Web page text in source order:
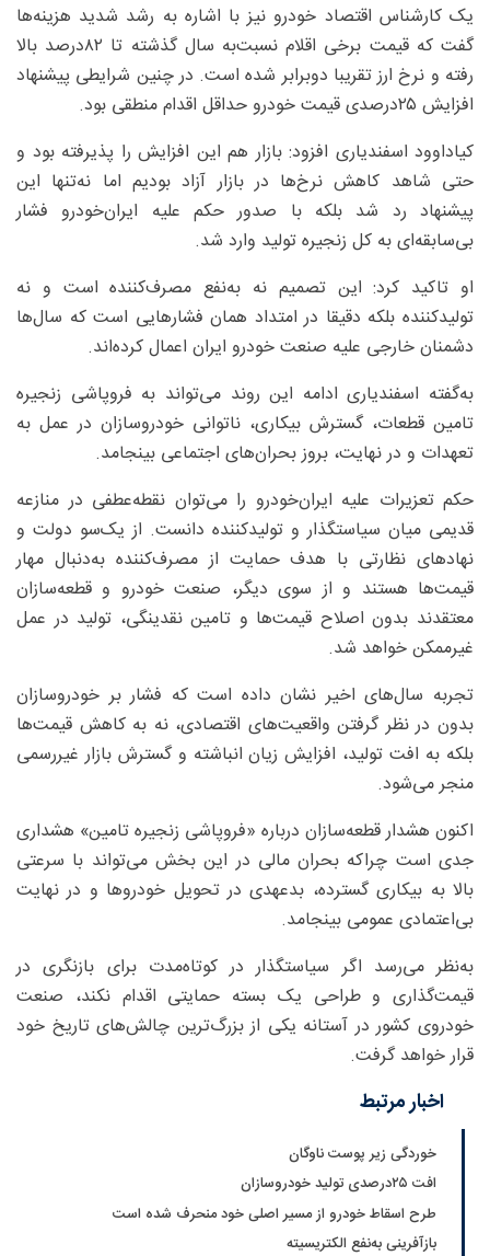
یک کارشناس اقتصاد خودرو نیز با اشاره به رشد شدید هزینه‌ها
گفت که قیمت برخی اقلام نسبت‌به سال گذشته تا ۸۲‌درصد بالا
رفته و نرخ ارز تقریبا دوبرابر شده است. در چنین شرایطی پیشنهاد
افزایش ۲۵‌درصدی قیمت خودرو حداقل اقدام منطقی بود.
کیاداوود اسفندیاری افزود: بازار هم این افزایش را پذیرفته بود و
حتی شاهد کاهش نرخ‌ها در بازار آزاد بودیم اما نه‌تنها این
پیشنهاد رد شد بلکه با صدور حکم علیه ایران‌خودرو فشار
بی‌سابقه‌ای به کل زنجیره تولید وارد شد.
او تاکید کرد: این تصمیم نه به‌نفع مصرف‌کننده است و نه
تولیدکننده بلکه دقیقا در امتداد همان فشارهایی است که سال‌ها
دشمنان خارجی علیه صنعت خودرو ایران اعمال کرده‌اند.
به‌گفته اسفندیاری ادامه این روند می‌تواند به فروپاشی زنجیره
تامین قطعات، گسترش بیکاری، ناتوانی خودروسازان در عمل به
تعهدات و در نهایت، بروز بحران‌های اجتماعی بینجامد.
حکم تعزیرات علیه ایران‌خودرو را می‌توان نقطه‌عطفی در منازعه
قدیمی میان سیاستگذار و تولیدکننده دانست. از یک‌سو دولت و
نهادهای نظارتی با هدف حمایت از مصرف‌کننده به‌دنبال مهار
قیمت‌ها هستند و از سوی دیگر، صنعت خودرو و قطعه‌سازان
معتقدند بدون اصلاح قیمت‌ها و تامین نقدینگی، تولید در عمل
غیرممکن خواهد شد.
تجربه سال‌های اخیر نشان داده است که فشار بر خودروسازان
بدون در نظر گرفتن واقعیت‌های اقتصادی، نه به کاهش قیمت‌ها
بلکه به افت تولید، افزایش زیان انباشته و گسترش بازار غیررسمی
منجر می‌شود.
اکنون هشدار قطعه‌سازان درباره «فروپاشی زنجیره تامین» هشداری
جدی است چراکه بحران مالی در این بخش می‌تواند با سرعتی
بالا به بیکاری گسترده، بدعهدی در تحویل خودروها و در نهایت
بی‌اعتمادی عمومی بینجامد.
به‌نظر می‌رسد اگر سیاستگذار در کوتاه‌مدت برای بازنگری در
قیمت‌گذاری و طراحی یک بسته حمایتی اقدام نکند، صنعت
خودروی کشور در آستانه یکی از بزرگ‌ترین چالش‌های تاریخ خود
قرار خواهد گرفت.
اخبار مرتبط
خوردگی زیر پوست ناوگان
افت ۲۵‌درصدی تولید خودروسازان
طرح اسقاط خودرو از مسیر اصلی خود منحرف شده است
بازآفرینی به‌نفع الکتریسیته